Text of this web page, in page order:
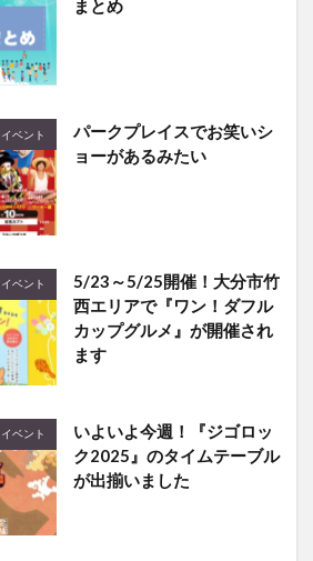
まとめ
イベント
パークプレイスでお笑いシ
ョーがあるみたい
イベント
5/23～5/25開催！大分市竹
西エリアで『ワン！ダフル
カップグルメ』が開催され
ます
イベント
いよいよ今週！『ジゴロッ
ク2025』のタイムテーブル
が出揃いました